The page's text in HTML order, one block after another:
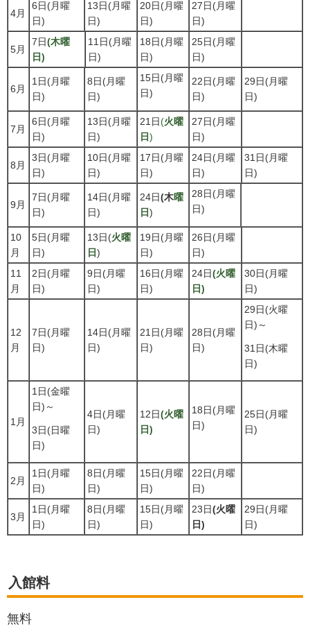
4月
6日(月曜
日)
13日(月曜
日)
20日(月曜
日)
27日(月曜
日)
5月
7日(木曜
日)
11日(月曜
日)
18日(月曜
日)
25日(月曜
日)
6月
1日(月曜
日)
8日(月曜
日)
15日(月曜
日)
22日(月曜
日)
29日(月曜
日)
7月
6日(月曜
日)
13日(月曜
日)
21日(火曜
日)
27日(月曜
日)
8月
3日(月曜
日)
10日(月曜
日)
17日(月曜
日)
24日(月曜
日)
31日(月曜
日)
9月
7日(月曜
日)
14日(月曜
日)
24日(木曜
日)
28日(月曜
日)
10
月
5日(月曜
日)
13日(火曜
日)
19日(月曜
日)
26日(月曜
日)
11
月
2日(月曜
日)
9日(月曜
日)
16日(月曜
日)
24日(火曜
日)
30日(月曜
日)
12
月
7日(月曜
日)
14日(月曜
日)
21日(月曜
日)
28日(月曜
日)
29日(火曜
日)～
31日(木曜
日)
1月
1日(金曜
日)～
3日(日曜
日)
4日(月曜
日)
12日(火曜
日)
18日(月曜
日)
25日(月曜
日)
2月
1日(月曜
日)
8日(月曜
日)
15日(月曜
日)
22日(月曜
日)
3月
1日(月曜
日)
8日(月曜
日)
15日(月曜
日)
23日(火曜
日)
29日(月曜
日)
入館料
無料